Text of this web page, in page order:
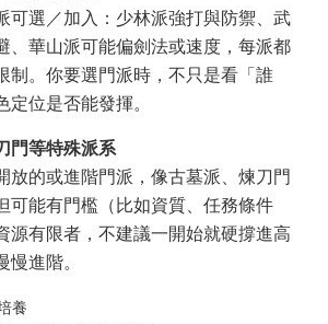
可選／加入：少林派強打與防禦、武
、華山派可能偏劍法或速度，每派都
制。你要選門派時，不只是看「誰
定位是否能發揮。
門等特殊派系
放的或進階門派，像古墓派、煉刀門
可能有門檻（比如資質、任務條件
源有限者，不建議一開始就硬撐進高
慢進階。
養